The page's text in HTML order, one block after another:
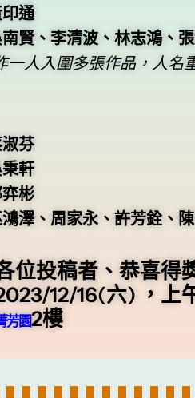
通
賢、李清波、林志鴻、
一人入圍多張作品，人名
芬
軒
彬
澤、周家永、許芳銓、
位投稿者、恭喜得
12/16(六) ，上
芳園2樓